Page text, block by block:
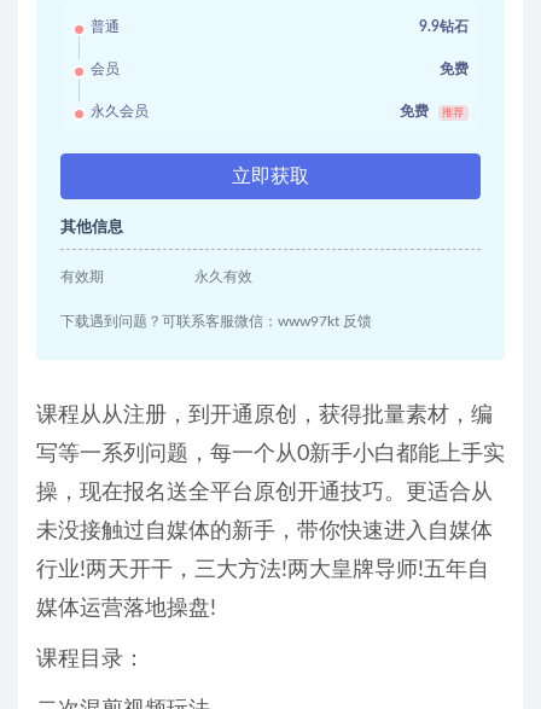
普通 9.9钻石
会员 免费
永久会员 免费 推荐
立即获取
其他信息
有效期 永久有效
下载遇到问题？可联系客服微信：www97kt 反馈
课程从从注册，到开通原创，获得批量素材，编
写等一系列问题，每一个从0新手小白都能上手实
操，现在报名送全平台原创开通技巧。更适合从
未没接触过自媒体的新手，带你快速进入自媒体
行业!两天开干，三大方法!两大皇牌导师!五年自
媒体运营落地操盘!
课程目录：